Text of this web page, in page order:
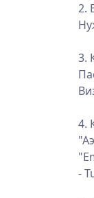
2.
3.
4.
-